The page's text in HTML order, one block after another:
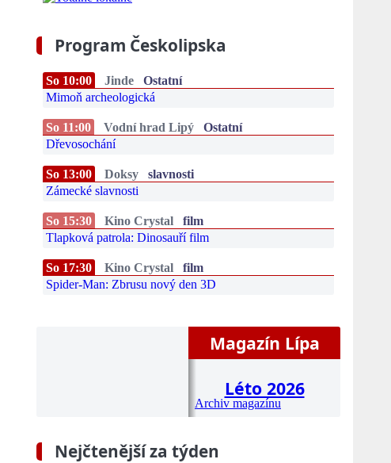
Program Českolipska
So 10:00 Jinde
Ostatní
Mimoň archeologická
So 11:00 Vodní hrad Lipý
Ostatní
Dřevosochání
So 13:00 Doksy
slavnosti
Zámecké slavnosti
So 15:30 Kino Crystal
film
Tlapková patrola: Dinosauří film
So 17:30 Kino Crystal
film
Spider-Man: Zbrusu nový den 3D
Magazín Lípa
Léto 2026
Archiv magazínu
Nejčtenější za týden